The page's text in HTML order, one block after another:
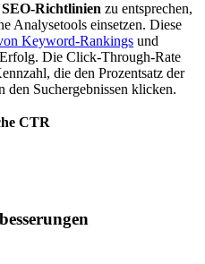
Richtlinien zu entsprechen,
Analysetools einsetzen. Diese
Keyword-Rankings und
Die Click-Through-Rate
die den Prozentsatz der
Suchergebnissen klicken.
CTR